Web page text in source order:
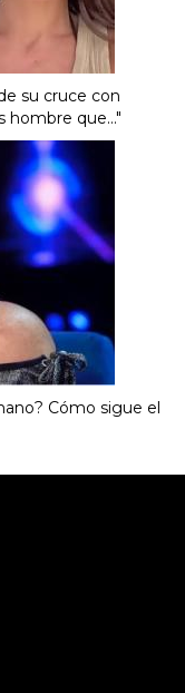
su cruce con
hombre que..."
Cómo sigue el